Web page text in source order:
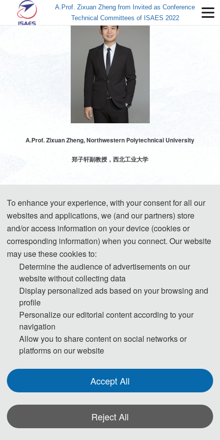
A.Prof. Zixuan Zheng from Invited as Conference
Technical Committees of ISAES 2022
A.Prof. Zixuan Zheng, Northwestern Polytechnical University
郑子轩副教授，西北工业大学
郑子轩，男，1990年生，陕西西安人，荷兰代尔夫特理工大学博士，西北工业大
学副教授，硕士生导师。2012年获哈尔滨工业大学学士学位，2015年获西北工业
大学硕士学位，2019年获荷兰代尔夫特理工大学博士学位。2019年8月加入西北
工业大学，特评为副教授。入选陕西省青年科技新星，陕西省空间操控技术青年
创新团队核心成员，航天飞行动力学技术国家级重点实验室主任助理，榆林天则
无人系统研究院月球基地技术总监，
研究方向主要为：基于人工智能理论的空间多智能体系统建模、利用集群智能算
法解决空间多智能体自主任务规划问题、集群环境下的协商和沟通策略研究、分
布式系统优化等. 先后主持和参与欧空局DSL项目，PRISMA项目，国家自然科学
基金青年项目、面上项目、国家863计划重点项目，装发创新研发项目、基础加
强173项目以及国防科技创新特区项目等10多项。撰写的十余篇研究论文已经发
表在本领域权威杂志上，出版英文专著1本，并申请国家发明专利15项。同时任
中国人工智能学会智能空天系统专业委员会委员，中国宇航学会微纳卫星科普专
家，IEEE会员、IAF会员、AIAA高级会员等，并作为多个国内外期刊的审稿人。
To enhance your experience, with your consent for all our
websites and applications, we (and our partners) store
and/or access information on your device (cookies or
corresponding information) when you connect. Our website
may use these cookies to:
Determine the audience of advertisements on our
website without collecting data
Display personalized ads based on your browsing and
profile
Personalize our editorial content according to your
navigation
Allow you to share content on social networks or
platforms on our website
Accept All
Reject All